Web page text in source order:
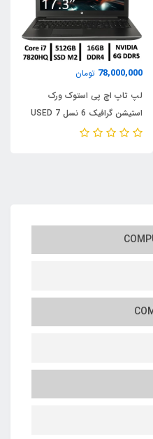
78,000,000 تومان
لپ تاپ اچ پی استوک ورک
استیشن گرافیک 6 نسل 7 USED
STOCK LAPTOP HP